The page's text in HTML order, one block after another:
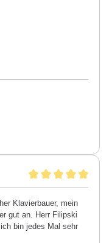
Klavierbauer, mein
gut an. Herr Filipski
bin jedes Mal sehr